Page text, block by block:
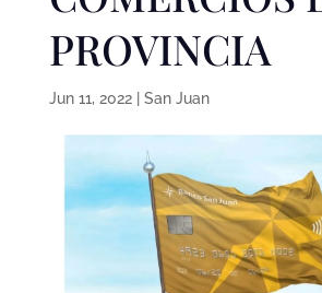
PROVINCIA
Jun 11, 2022| San Juan